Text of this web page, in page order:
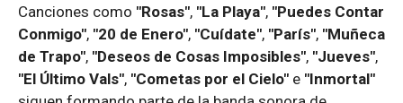
Canciones como "Rosas", "La Playa", "Puedes Contar
Conmigo", "20 de Enero", "Cuídate", "París", "Muñeca
de Trapo", "Deseos de Cosas Imposibles", "Jueves",
"El Último Vals", "Cometas por el Cielo" e "Inmortal"